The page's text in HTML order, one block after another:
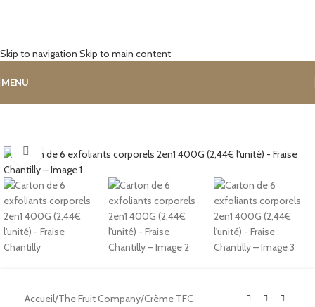
Skip to navigation Skip to main content
MENU
Cliquez pour agrandir
Accueil/The Fruit Company/Crème TFC